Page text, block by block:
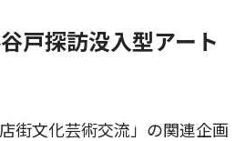
戸探訪没入型アート
街文化芸術交流」の関連企画